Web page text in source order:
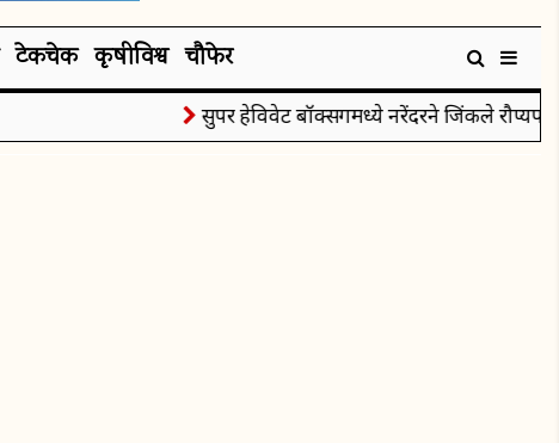
टेकचेक कृषीविश्व चौफेर
सुपर हेविवेट बॉक्सिंगमध्ये नरेंदरने जिंकले रौप्यपदक